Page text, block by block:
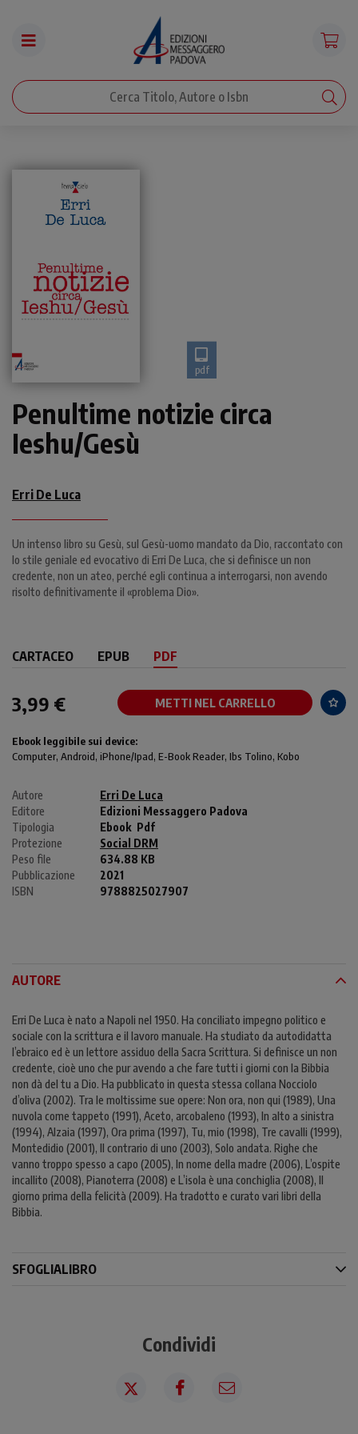
pdf
Penultime notizie circa
Ieshu/Gesù
Erri De Luca
Un intenso libro su Gesù, sul Gesù-uomo mandato da Dio, raccontato con
lo stile geniale ed evocativo di Erri De Luca, che si definisce un non
credente, non un ateo, perché egli continua a interrogarsi, non avendo
risolto definitivamente il «problema Dio».
CARTACEO EPUB PDF
3,99 € METTI NEL CARRELLO
Ebook leggibile sui device:
Computer, Android, iPhone/Ipad, E-Book Reader, Ibs Tolino, Kobo
Autore
Erri De Luca
Editore
Edizioni Messaggero Padova
Tipologia
Ebook Pdf
Protezione
Social DRM
Peso file
634.88 KB
Pubblicazione
2021
ISBN
9788825027907
AUTORE
Erri De Luca è nato a Napoli nel 1950. Ha conciliato impegno politico e
sociale con la scrittura e il lavoro manuale. Ha studiato da autodidatta
l’ebraico ed è un lettore assiduo della Sacra Scrittura. Si definisce un non
credente, cioè uno che pur avendo a che fare tutti i giorni con la Bibbia
non dà del tu a Dio. Ha pubblicato in questa stessa collana Nocciolo
d’oliva (2002). Tra le moltissime sue opere: Non ora, non qui (1989), Una
nuvola come tappeto (1991), Aceto, arcobaleno (1993), In alto a sinistra
(1994), Alzaia (1997), Ora prima (1997), Tu, mio (1998), Tre cavalli (1999),
Montedidio (2001), Il contrario di uno (2003), Solo andata. Righe che
vanno troppo spesso a capo (2005), In nome della madre (2006), L’ospite
incallito (2008), Pianoterra (2008) e L’isola è una conchiglia (2008), Il
giorno prima della felicità (2009). Ha tradotto e curato vari libri della
Bibbia.
SFOGLIALIBRO
Condividi